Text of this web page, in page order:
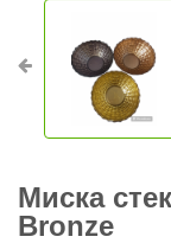
Миска
Bronze